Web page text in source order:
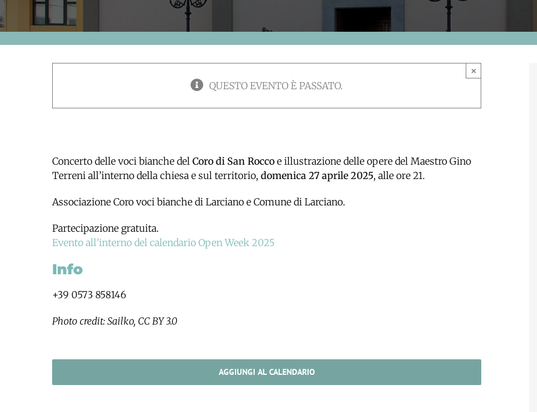
QUESTO EVENTO È PASSATO.
×
Concerto delle voci bianche del Coro di San Rocco e illustrazione delle opere del Maestro Gino
Terreni all’interno della chiesa e sul territorio, domenica 27 aprile 2025, alle ore 21.
Associazione Coro voci bianche di Larciano e Comune di Larciano.
Partecipazione gratuita.
Evento all’interno del calendario Open Week 2025
Info
+39 0573 858146
Photo credit: Sailko, CC BY 3.0
AGGIUNGI AL CALENDARIO